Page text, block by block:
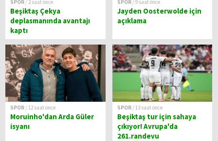
SPOR / 2 saat önce
Beşiktaş Çekya
deplasmanında avantajı
kaptı
SPOR / 9 saat önce
Jayden Oosterwolde için
açıklama
SPOR / 12 saat önce
Moruinho'dan Arda Güler
isyanı
SPOR / 13 saat önce
Beşiktaş tur için sahaya
çıkıyor! Avrupa'da
261.randevu